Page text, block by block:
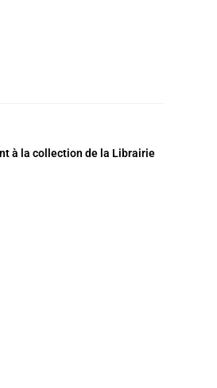
à la collection de la Librairie